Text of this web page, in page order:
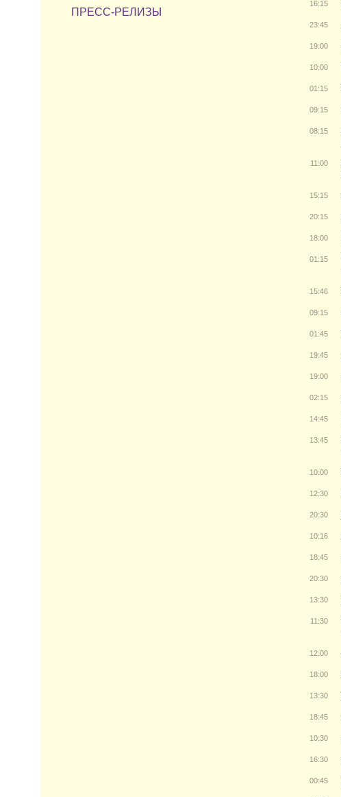
ПРЕСС-РЕЛИЗЫ
16:15
23:45
19:00
10:00
01:15
09:15
08:15
11:00
15:15
20:15
18:00
01:15
15:46
09:15
01:45
19:45
19:00
02:15
14:45
13:45
10:00
12:30
20:30
10:16
18:45
20:30
13:30
11:30
12:00
18:00
13:30
18:45
10:30
16:30
00:45